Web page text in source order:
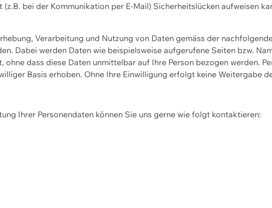
bei der Kommunikation per E-Mail) Sicherheitslücken aufweisen
Verarbeitung und Nutzung von Daten gemäss der
Dabei werden Daten wie beispielsweise aufgerufene Seiten bzw.
dass diese Daten unmittelbar auf Ihre Person bezogen werden.
Basis erhoben. Ohne Ihre Einwilligung erfolgt keine Weitergabe
Ihrer Personendaten können Sie uns gerne wie folgt kontaktieren: